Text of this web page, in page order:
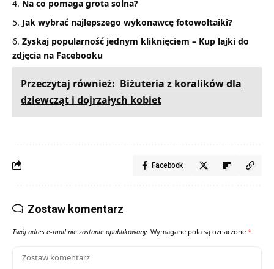
Na co pomaga grota solna?
Jak wybrać najlepszego wykonawcę fotowoltaiki?
Zyskaj popularność jednym kliknięciem – Kup lajki do
zdjęcia na Facebooku
Przeczytaj również: Biżuteria z koralików dla
dziewcząt i dojrzałych kobiet
Facebook
Zostaw komentarz
Twój adres e-mail nie zostanie opublikowany. Wymagane pola są oznaczone *